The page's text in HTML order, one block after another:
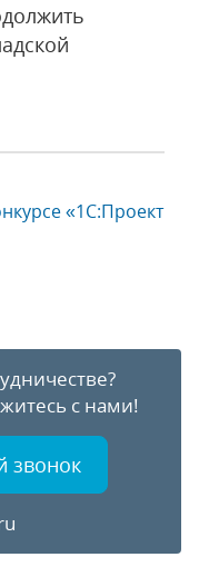
«1С:Проект
с нами!
звонок